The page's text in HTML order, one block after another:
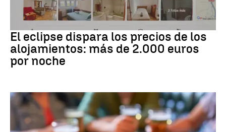
Eclipse solar
El eclipse dispara los precios de los
alojamientos: más de 2.000 euros
por noche